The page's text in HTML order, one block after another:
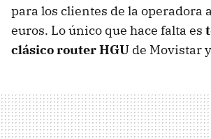
para los clientes de la operadora
euros. Lo único que hace falta es
clásico router HGU de Movistar